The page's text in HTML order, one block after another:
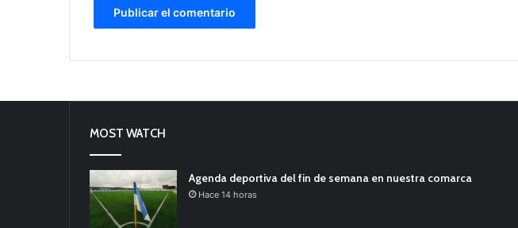
MOST WATCH
Agenda deportiva del fin de semana en nuestra comarca
Hace 14 horas